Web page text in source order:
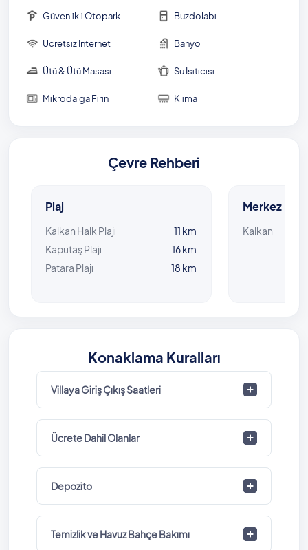
Güvenlikli Otopark Buzdolabı
Ücretsiz İnternet Banyo
Ütü & Ütü Masası Su Isıtıcısı
Mikrodalga Fırın Klima
Çevre Rehberi
Plaj
Kalkan Halk Plajı
11 km
Kaputaş Plajı
16 km
Patara Plajı
18 km
Merkez
Kalkan
Konaklama Kuralları
Villaya Giriş Çıkış Saatleri
Ücrete Dahil Olanlar
Depozito
Temizlik ve Havuz Bahçe Bakımı